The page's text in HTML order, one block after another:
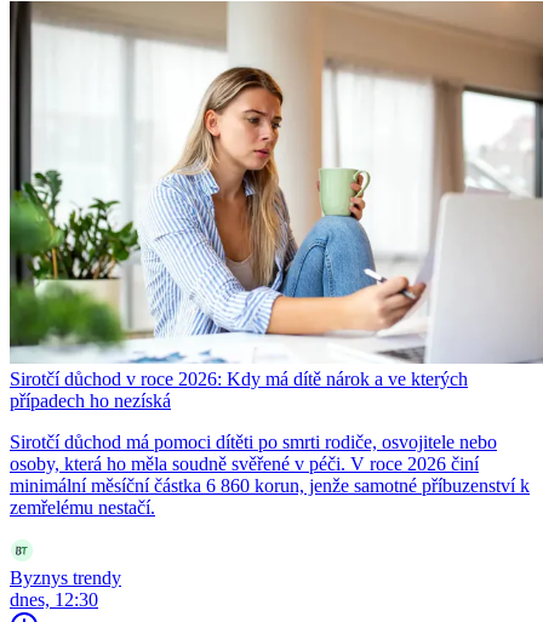
Sirotčí důchod v roce 2026: Kdy má dítě nárok a ve kterých
případech ho nezíská
Sirotčí důchod má pomoci dítěti po smrti rodiče, osvojitele nebo
osoby, která ho měla soudně svěřené v péči. V roce 2026 činí
minimální měsíční částka 6 860 korun, jenže samotné příbuzenství k
zemřelému nestačí.
Byznys trendy
dnes, 12:30